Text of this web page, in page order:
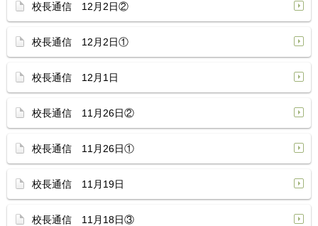
校長通信 12月2日②
校長通信 12月2日①
校長通信 12月1日
校長通信 11月26日②
校長通信 11月26日①
校長通信 11月19日
校長通信 11月18日③